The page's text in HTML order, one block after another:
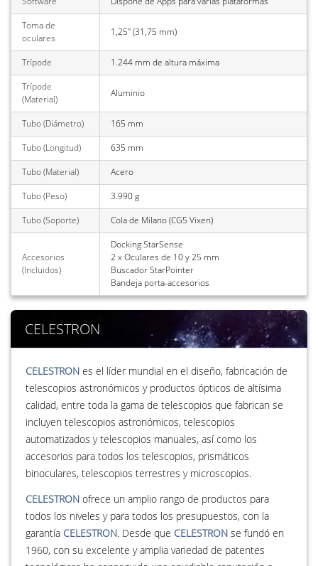
Toma de
oculares
1,25" (31,75 mm)
Trípode
1.244 mm de altura máxima
Trípode
(Material)
Aluminio
Tubo (Diámetro)
165 mm
Tubo (Longitud)
635 mm
Tubo (Material)
Acero
Tubo (Peso)
3.990 g
Tubo (Soporte)
Cola de Milano (CG5 Vixen)
Accesorios
(Incluidos)
Docking StarSense
2 x Oculares de 10 y 25 mm
Buscador StarPointer
Bandeja porta-accesorios
CELESTRON
CELESTRON es el líder mundial en el diseño, fabricación de
telescopios astronómicos y productos ópticos de altísima
calidad, entre toda la gama de telescopios que fabrican se
incluyen telescopios astronómicos, telescopios
automatizados y telescopios manuales, así como los
accesorios para todos los telescopios, prismáticos
binoculares, telescopios terrestres y microscopios.
CELESTRON ofrece un amplio rango de productos para
todos los niveles y para todos los presupuestos, con la
garantía CELESTRON. Desde que CELESTRON se fundó en
1960, con su excelente y amplia variedad de patentes